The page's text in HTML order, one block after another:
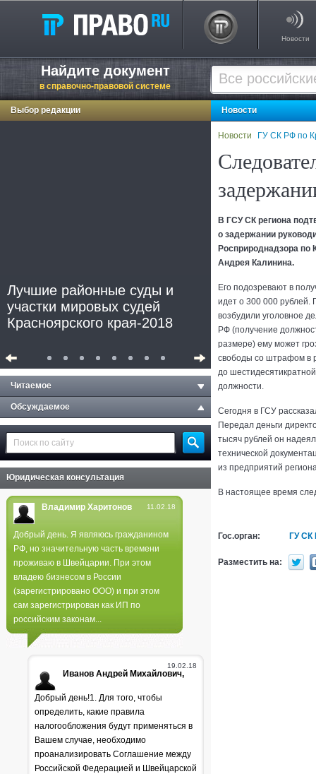
Новости
Найдите документ
в справочно-правовой системе
Выбор редакции
Лучшие районные суды и
участки мировых судей
Красноярского края-2018
Полиция не нашла следов
поджога в лесах края
Читаемое
Обсуждаемое
Юридическая консультация
11.02.18
Владимир Харитонов
Добрый день. Я являюсь гражданином
РФ, но значительную часть времени
проживаю в Швейцарии. При этом
владею бизнесом в России
(зарегистрировано ООО) и при этом
сам зарегистрирован как ИП по
российским законам...
19.02.18
Иванов Андрей Михайлович,
Добрый день!1. Для того, чтобы
определить, какие правила
налогообложения будут применяться в
Вашем случае, необходимо
проанализировать Соглашение между
Российской Федерацией и Швейцарской
Новости
Новости ГУ СК РФ по
В ГСУ СК региона
о задержании
Росприроднадзора по
Андрея Калинина.
Его подозревают в
идет о 300 000 рублей.
возбудили уголовное
РФ (получение
размере) ему может
свободы со штрафом в
до
должности.
Сегодня в ГСУ
Передал деньги
тысяч рублей он
технической
из предприятий
В настоящее время
Гос.орган: ГУ СК
Разместить на: